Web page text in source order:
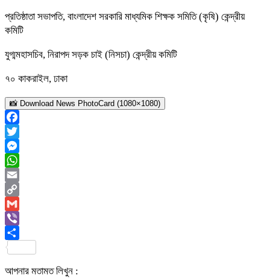
প্রতিষ্ঠাতা সভাপতি, বাংলাদেশ সরকারি মাধ্যমিক শিক্ষক সমিতি (কৃষি) কেন্দ্রীয়
কমিটি
যুগ্মমহাসচিব, নিরাপদ সড়ক চাই (নিসচা) কেন্দ্রীয় কমিটি
৭০ কাকরাইল, ঢাকা
📸 Download News PhotoCard (1080×1080)
Facebook
Twitter
Messenger
WhatsApp
Email
Copy
Link
Gmail
Viber
আপনার মতামত লিখুন :